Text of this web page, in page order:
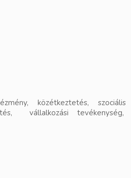
közétkeztetés, szociális
vállalkozási tevékenység,